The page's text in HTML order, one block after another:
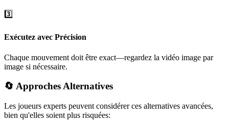
3️⃣
Exécutez avec Précision
Chaque mouvement doit être exact—regardez la vidéo image par
image si nécessaire.
🔄 Approches Alternatives
Les joueurs experts peuvent considérer ces alternatives avancées,
bien qu'elles soient plus risquées: